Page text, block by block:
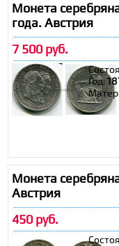
Монета
года. Австрия
7 500 руб.
Год:
Монета
Австрия
450 руб.